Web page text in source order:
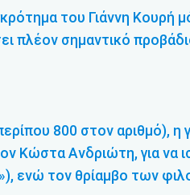
του Γιάννη Κουρή
πλέον σημαντικό
800 στον αριθμό),
Κώστα Ανδριώτη, για να
ενώ τον θρίαμβο των